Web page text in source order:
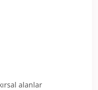
alanlar